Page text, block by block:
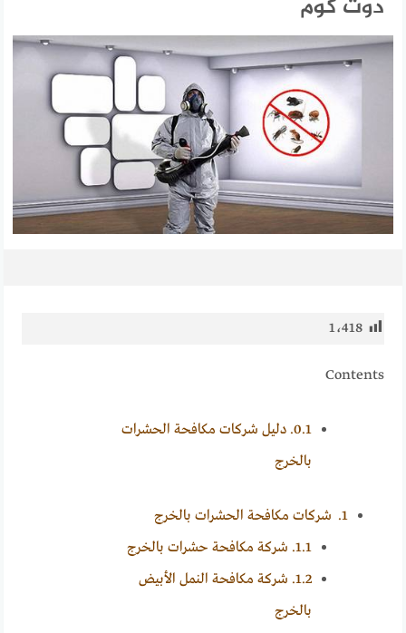
دوت كوم
1٬418
Contents
0.1. دليل شركات مكافحة الحشرات
بالخرج
1. شركات مكافحة الحشرات بالخرج
1.1. شركة مكافحة حشرات بالخرج
1.2. شركة مكافحة النمل الأبيض
بالخرج